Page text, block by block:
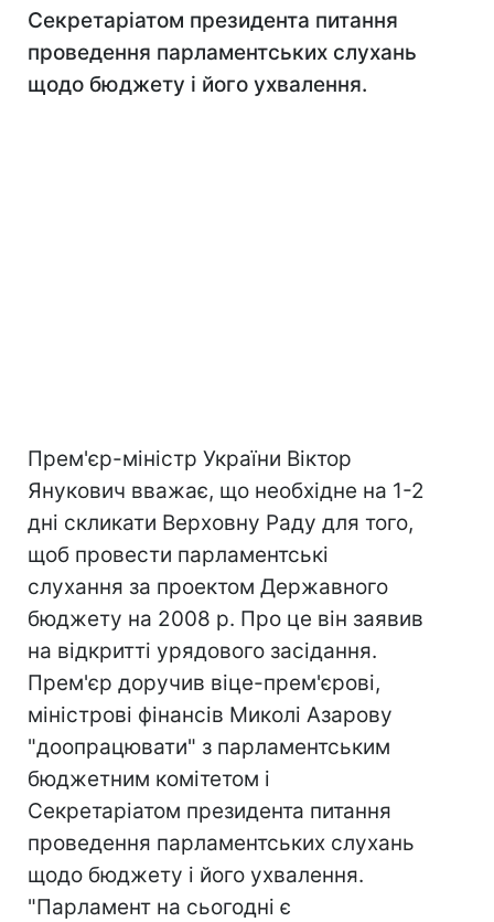
Секретаріатом президента питання
проведення парламентських слухань
щодо бюджету і його ухвалення.
Прем'єр-міністр України Віктор
Янукович вважає, що необхідне на 1-2
дні скликати Верховну Раду для того,
щоб провести парламентські
слухання за проектом Державного
бюджету на 2008 р. Про це він заявив
на відкритті урядового засідання.
Прем'єр доручив віце-прем'єрові,
міністрові фінансів Миколі Азарову
"доопрацювати" з парламентським
бюджетним комітетом і
Секретаріатом президента питання
проведення парламентських слухань
щодо бюджету і його ухвалення.
"Парламент на сьогодні є